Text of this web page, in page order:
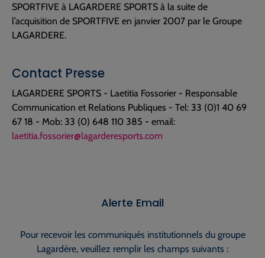
SPORTFIVE à LAGARDERE SPORTS à la suite de
l’acquisition de SPORTFIVE en janvier 2007 par le Groupe
LAGARDERE.
Contact Presse
LAGARDERE SPORTS - Laetitia Fossorier - Responsable
Communication et Relations Publiques - Tel: 33 (0)1 40 69
67 18 - Mob: 33 (0) 648 110 385 - email:
laetitia.fossorier@lagarderesports.com
Alerte Email
Pour recevoir les communiqués institutionnels du groupe
Lagardère, veuillez remplir les champs suivants :